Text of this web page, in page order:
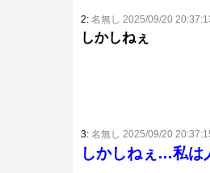
2: 名無し 2025/09/20
しかしねぇ
3: 名無し 2025/09/20
しかしねぇ…私は